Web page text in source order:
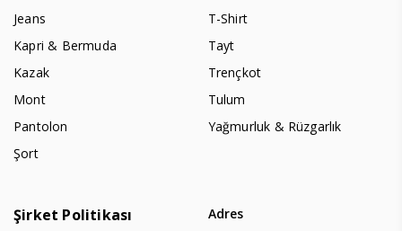
Jeans
Kapri & Bermuda
Kazak
Mont
Pantolon
Şort
T-Shirt
Tayt
Trençkot
Tulum
Yağmurluk & Rüzgarlık
Şirket Politikası
Adres